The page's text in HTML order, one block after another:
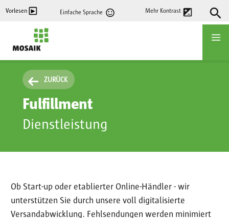
Vorlesen Einfache Sprache Mehr Kontrast
ZURÜCK
Fulfillment
Dienstleistung
Ob Start-up oder etablierter Online-Händler - wir
unterstützen Sie durch unsere voll digitalisierte
Versandabwicklung. Fehlsendungen werden minimiert